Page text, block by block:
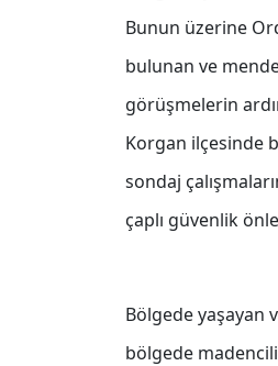
Bunun üzerine
bulunan ve
görüşmelerin
Korgan ilçesinde
sondaj
çaplı güvenlik
Bölgede yaşayan
bölgede